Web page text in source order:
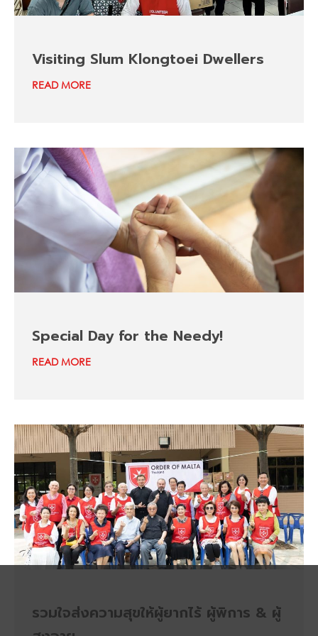
Visiting Slum Klongtoei Dwellers
READ MORE
Special Day for the Needy!
READ MORE
รวมใจส่งความสุขให้ผู้ยากไร้ ผู้พิการ & ผู้